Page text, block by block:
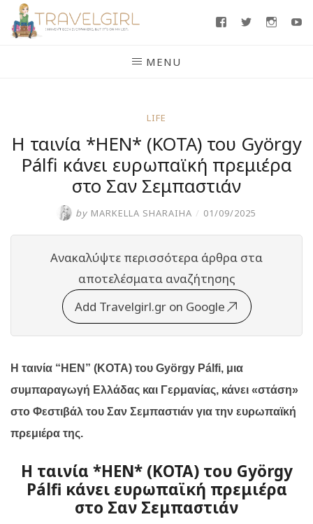
Skip
FacebookTwitter
MENU
LIFE
H ταινία *HEN* (ΚΟΤΑ) του György
Pálfi κάνει ευρωπαϊκή πρεμιέρα
στο Σαν Σεμπαστιάν
by MARKELLA SHARAIHA / 01/09/2025
Ανακαλύψτε περισσότερα άρθρα στα
αποτελέσματα αναζήτησης
Add Travelgirl.gr on Google
Η ταινία “ HEN ” (KOTA) του György Pá lfi, μια
συμπαραγωγή Ελλάδας και Γερμανίας, κάνει «στάση»
στο Φεστιβάλ του Σαν Σεμπαστιάν για την ευρωπαϊκή
πρεμιέρα της.
H ταινία *HEN* (ΚΟΤΑ) του György
Pálfi κάνει ευρωπαϊκή πρεμιέρα
στο Σαν Σεμπαστιάν